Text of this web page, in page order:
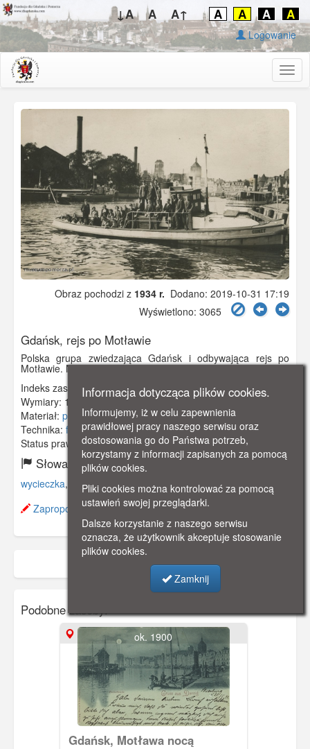
↓A A A↑ A A A A
Logowanie
Obraz pochodzi z 1934 r. Dodano: 2019-10-31 17:19
Wyświetlono: 3065
Gdańsk, rejs po Motławie
Polska grupa zwiedzająca Gdańsk i odbywająca rejs po
Motławie. Na odwrocie zdjęcia są podpisy członków grupy.
Indeks zasobu:GSP01186
Wymiary: 140 x 89 mm
Materiał: papier fotograficzny
Technika: fotografia czarno-biała
Status prawny:Użycie Niekomercyjne
Słowa kluczowe:
wycieczka, motława
Zaproponuj zmianę opisu.
Podobne zasoby:
ok. 1900
Gdańsk, Motława nocą
Informacja dotycząca plików cookies.
Informujemy, iż w celu zapewnienia
prawidłowej pracy naszego serwisu oraz
dostosowania go do Państwa potrzeb,
korzystamy z informacji zapisanych za pomocą
plików cookies.
Pliki cookies można kontrolować za pomocą
ustawień swojej przeglądarki.
Dalsze korzystanie z naszego serwisu
oznacza, że użytkownik akceptuje stosowanie
plików cookies.
Zamknij